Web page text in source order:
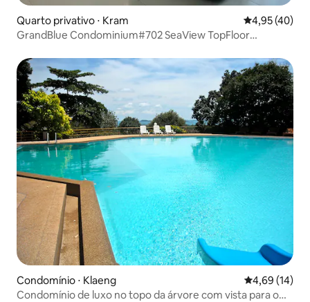
Quarto privativo ⋅ Kram 4,95 de uma
4,95 (40)
GrandBlue Condominium#702 SeaView TopFloor
Condomínio ⋅ Klaeng 4,69 de uma
4,69 (14)
Condomínio de luxo no topo da árvore com vista para o